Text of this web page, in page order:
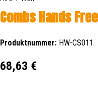
Combs Hands
Produktnummer: HW-CS011
Regulärer Preis:
68,63 €